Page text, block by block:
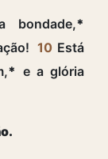
bondade,*
10 Está
* e a glória